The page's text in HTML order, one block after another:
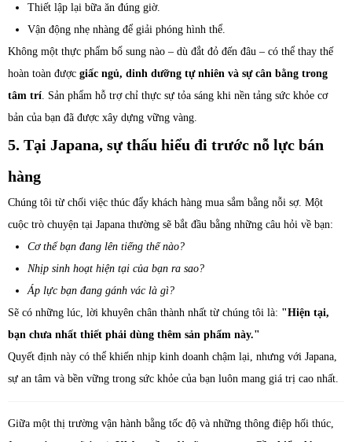
Thiết lập lại bữa ăn đúng giờ.
Vận động nhẹ nhàng để giải phóng hình thể.
Không một thực phẩm bổ sung nào – dù đắt đỏ đến đâu – có thể thay thế
hoàn toàn được giấc ngủ, dinh dưỡng tự nhiên và sự cân bằng trong
tâm trí . Sản phẩm hỗ trợ chỉ thực sự tỏa sáng khi nền tảng sức khỏe cơ
bản của bạn đã được xây dựng vững vàng.
5. Tại Japana, sự thấu hiểu đi trước nỗ lực bán
hàng
Chúng tôi từ chối việc thúc đẩy khách hàng mua sắm bằng nỗi sợ. Một
cuộc trò chuyện tại Japana thường sẽ bắt đầu bằng những câu hỏi về bạn:
Cơ thể bạn đang lên tiếng thế nào?
Nhịp sinh hoạt hiện tại của bạn ra sao?
Áp lực bạn đang gánh vác là gì?
Sẽ có những lúc, lời khuyên chân thành nhất từ chúng tôi là: "Hiện tại,
bạn chưa nhất thiết phải dùng thêm sản phẩm này."
Quyết định này có thể khiến nhịp kinh doanh chậm lại, nhưng với Japana,
sự an tâm và bền vững trong sức khỏe của bạn luôn mang giá trị cao nhất.
Giữa một thị trường vận hành bằng tốc độ và những thông điệp hối thúc,